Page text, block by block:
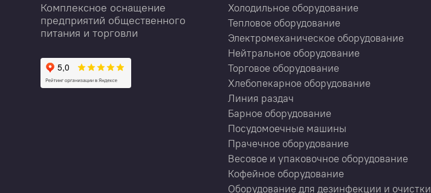
Комплексное оснащение
предприятий общественного
питания и торговли
Холодильное оборудование
Тепловое оборудование
Электромеханическое оборудование
Нейтральное оборудование
Торговое оборудование
Хлебопекарное оборудование
Линия раздач
Барное оборудование
Посудомоечные машины
Прачечное оборудование
Весовое и упаковочное оборудование
Кофейное оборудование
Оборудование для дезинфекции и очистки